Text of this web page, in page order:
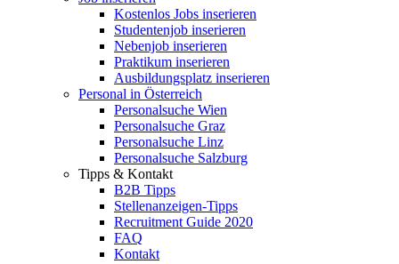
Kostenlos Jobs inserieren
Studentenjob inserieren
Nebenjob inserieren
Praktikum inserieren
Ausbildungsplatz inserieren
Personal in Österreich
Personalsuche Wien
Personalsuche Graz
Personalsuche Linz
Personalsuche Salzburg
Tipps & Kontakt
B2B Tipps
Stellenanzeigen-Tipps
Recruitment Guide 2020
FAQ
Kontakt